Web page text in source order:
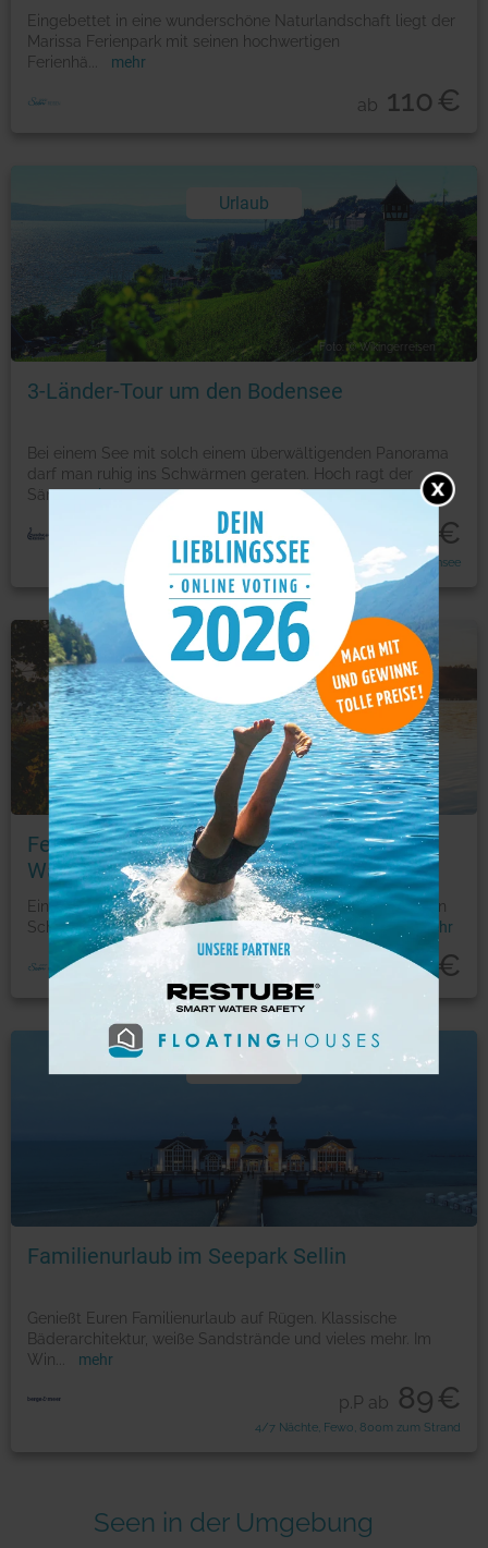
Eingebettet in eine wunderschöne Naturlandschaft liegt der
Marissa Ferienpark mit seinen hochwertigen
Ferienhä
mehr
ab 110 €
Urlaub
Foto: © Wikingerreisen
3-Länder-Tour um den Bodensee
Bei einem See mit solch einem überwältigenden Panorama
darf man ruhig ins Schwärmen geraten. Hoch ragt der
Sän... mehr
p.P ab €
Radreise um den Bodensee
Ferienwohnung
Foto: © Novasol
Ferienhausurlaub direkt im Feriendorf
Wardersee
Eingebettet in die idyllische Landschaft der Holsteinischen
Schweiz voll von Wäldern, Flüssen und Seen, die na... mehr
ab 222€
Familienurlaub im Seepark Sellin
Genießt Euren Familienurlaub auf Rügen. Klassische
Bäderarchitektur, weiße Sandstrände und vieles mehr. Im
Win
mehr
p.P ab 89€
4/7 Nächte, Fewo, 800m zum Strand
Seen in der Umgebung